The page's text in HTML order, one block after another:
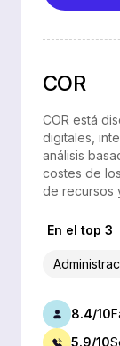
COR
COR está
digitales,
análisis
costes de
de recursos
En el top 3
8.4/10
5.9/10